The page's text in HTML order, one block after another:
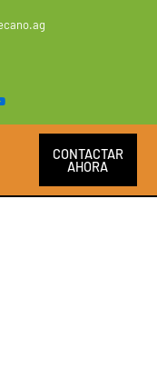
CONTACTAR
AHORA